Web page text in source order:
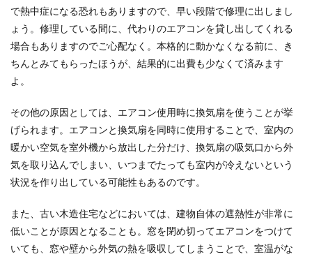
で熱中症になる恐れもありますので、早い段階で修理に出しまし
ょう。修理している間に、代わりのエアコンを貸し出してくれる
場合もありますのでご心配なく。本格的に動かなくなる前に、き
ちんとみてもらったほうが、結果的に出費も少なくて済みます
よ。
その他の原因としては、エアコン使用時に換気扇を使うことが挙
げられます。エアコンと換気扇を同時に使用することで、室内の
暖かい空気を室外機から放出した分だけ、換気扇の吸気口から外
気を取り込んでしまい、いつまでたっても室内が冷えないという
状況を作り出している可能性もあるのです。
また、古い木造住宅などにおいては、建物自体の遮熱性が非常に
低いことが原因となることも。窓を閉め切ってエアコンをつけて
いても、窓や壁から外気の熱を吸収してしまうことで、室温がな